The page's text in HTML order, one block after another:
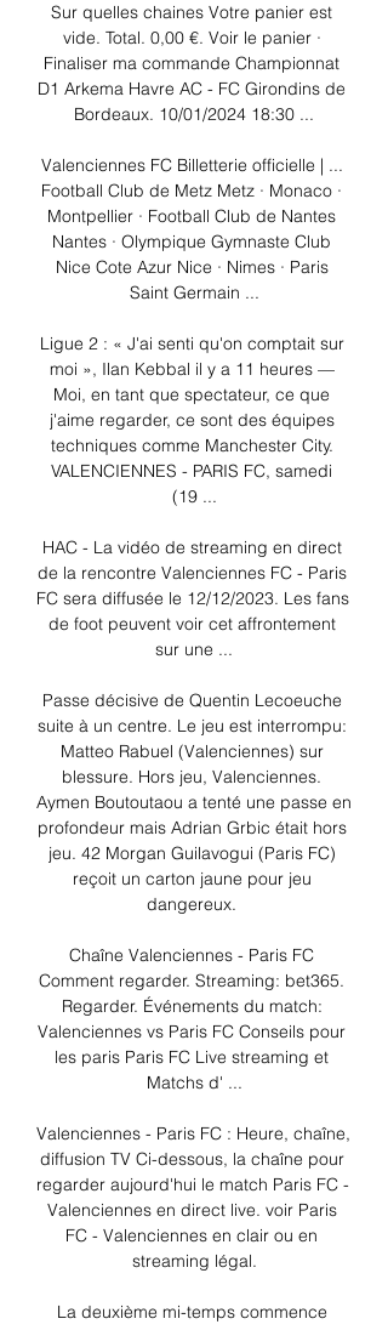
Sur quelles chaines Votre panier est
vide. Total. 0,00 €. Voir le panier ·
Finaliser ma commande Championnat
D1 Arkema Havre AC - FC Girondins de
Bordeaux. 10/01/2024 18:30 ...
Valenciennes FC Billetterie officielle | ...
Football Club de Metz Metz · Monaco ·
Montpellier · Football Club de Nantes
Nantes · Olympique Gymnaste Club
Nice Cote Azur Nice · Nimes · Paris
Saint Germain ...
Ligue 2 : « J'ai senti qu'on comptait sur
moi », Ilan Kebbal il y a 11 heures —
Moi, en tant que spectateur, ce que
j'aime regarder, ce sont des équipes
techniques comme Manchester City.
VALENCIENNES - PARIS FC, samedi
(19 ...
HAC - La vidéo de streaming en direct
de la rencontre Valenciennes FC - Paris
FC sera diffusée le 12/12/2023. Les fans
de foot peuvent voir cet affrontement
sur une ...
Passe décisive de Quentin Lecoeuche
suite à un centre. Le jeu est interrompu:
Matteo Rabuel (Valenciennes) sur
blessure. Hors jeu, Valenciennes.
Aymen Boutoutaou a tenté une passe en
profondeur mais Adrian Grbic était hors
jeu. 42 Morgan Guilavogui (Paris FC)
reçoit un carton jaune pour jeu
dangereux.
Chaîne Valenciennes - Paris FC
Comment regarder. Streaming: bet365.
Regarder. Événements du match:
Valenciennes vs Paris FC Conseils pour
les paris Paris FC Live streaming et
Matchs d' ...
Valenciennes - Paris FC : Heure, chaîne,
diffusion TV Ci-dessous, la chaîne pour
regarder aujourd'hui le match Paris FC -
Valenciennes en direct live. voir Paris
FC - Valenciennes en clair ou en
streaming légal.
La deuxième mi-temps commence